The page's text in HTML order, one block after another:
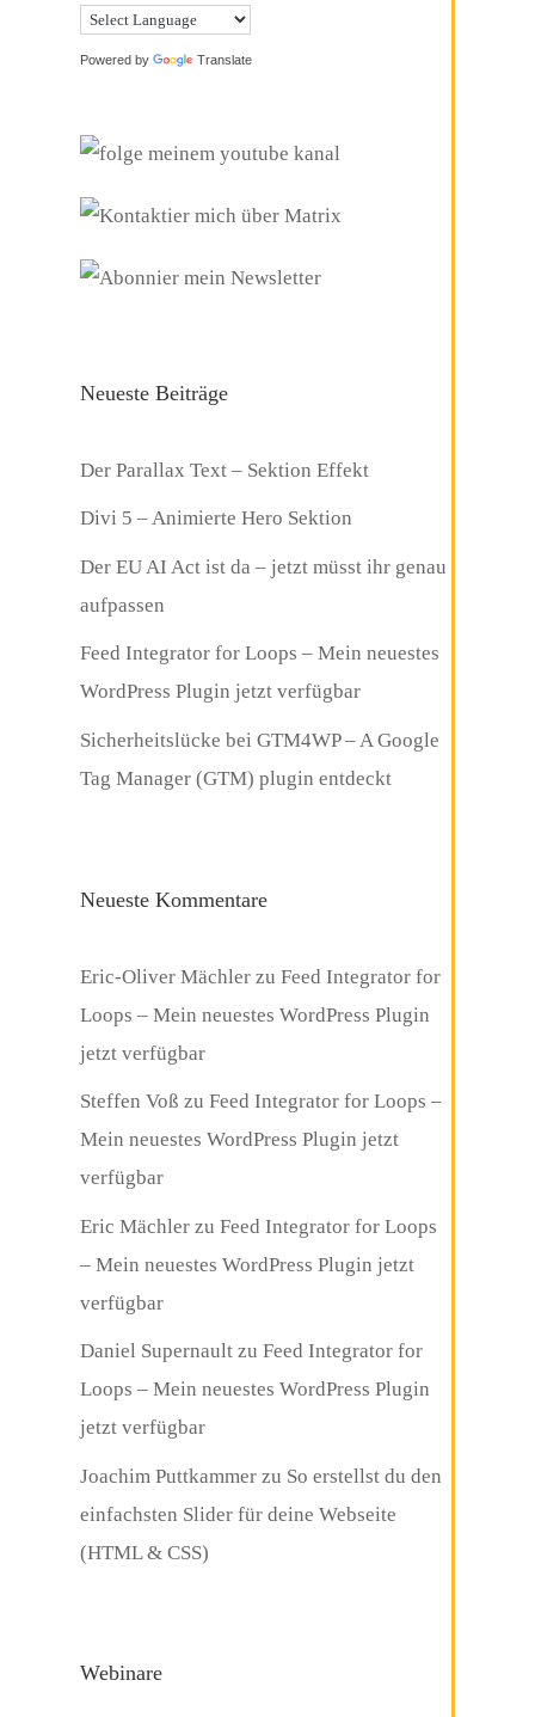
Powered by Translate
Neueste Beiträge
Der Parallax Text – Sektion Effekt
Divi 5 – Animierte Hero Sektion
Der EU AI Act ist da – jetzt müsst ihr genau
aufpassen
Feed Integrator for Loops – Mein neuestes
WordPress Plugin jetzt verfügbar
Sicherheitslücke bei GTM4WP – A Google
Tag Manager (GTM) plugin entdeckt
Neueste Kommentare
Eric-Oliver Mächler zuFeed Integrator for
Loops – Mein neuestes WordPress Plugin
jetzt verfügbar
Steffen Voß zuFeed Integrator for Loops –
Mein neuestes WordPress Plugin jetzt
verfügbar
Eric Mächler zuFeed Integrator for Loops
– Mein neuestes WordPress Plugin jetzt
verfügbar
Daniel Supernault zuFeed Integrator for
Loops – Mein neuestes WordPress Plugin
jetzt verfügbar
Joachim Puttkammer zu So erstellst du den
einfachsten Slider für deine Webseite
(HTML & CSS)
Webinare